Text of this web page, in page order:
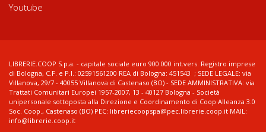
Youtube
LIBRERIE.COOP S.p.a. - capitale sociale euro 900.000 int.vers. Registro imprese
di Bologna, C.F. e P.I.: 02591561200 REA di Bologna: 451543 ; SEDE LEGALE: via
Villanova, 29/7 - 40055 Villanova di Castenaso (BO) - SEDE AMMINISTRATIVA: via
Trattati Comunitari Europei 1957-2007, 13 - 40127 Bologna - Società
unipersonale sottoposta alla Direzione e Coordinamento di Coop Alleanza 3.0
Soc. Coop., Castenaso (BO) PEC: libreriecoopspa@pec.librerie.coop.it MAIL:
info@librerie.coop.it